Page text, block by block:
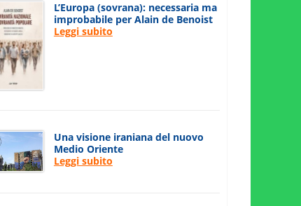
L’Europa (sovrana): necessaria ma
improbabile per Alain de Benoist
Leggi subito
Una visione iraniana del nuovo
Medio Oriente
Leggi subito